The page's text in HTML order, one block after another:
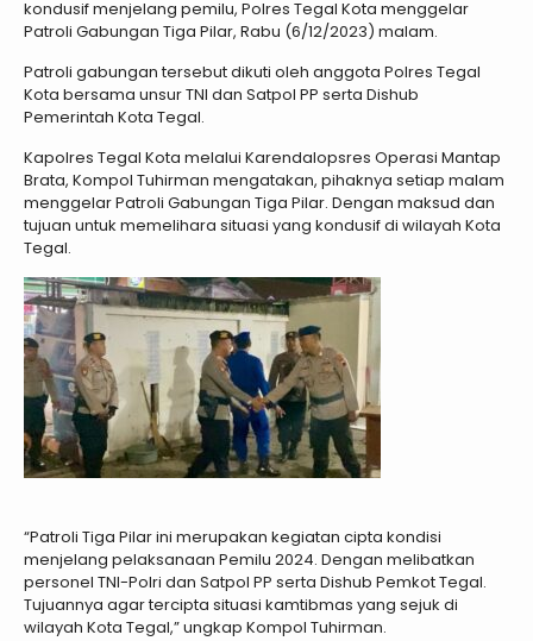
kondusif menjelang pemilu, Polres Tegal Kota menggelar
Patroli Gabungan Tiga Pilar, Rabu (6/12/2023) malam.
Patroli gabungan tersebut dikuti oleh anggota Polres Tegal
Kota bersama unsur TNI dan Satpol PP serta Dishub
Pemerintah Kota Tegal.
Kapolres Tegal Kota melalui Karendalopsres Operasi Mantap
Brata, Kompol Tuhirman mengatakan, pihaknya setiap malam
menggelar Patroli Gabungan Tiga Pilar. Dengan maksud dan
tujuan untuk memelihara situasi yang kondusif di wilayah Kota
Tegal.
“Patroli Tiga Pilar ini merupakan kegiatan cipta kondisi
menjelang pelaksanaan Pemilu 2024. Dengan melibatkan
personel TNI-Polri dan Satpol PP serta Dishub Pemkot Tegal.
Tujuannya agar tercipta situasi kamtibmas yang sejuk di
wilayah Kota Tegal,” ungkap Kompol Tuhirman.